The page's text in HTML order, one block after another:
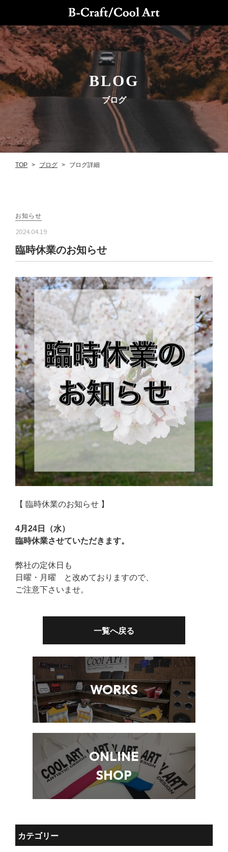
B-Craftについて
基本商品
製作実績
オーダーフロー
業販見積依頼
ブログ
採用情報
お問い合わせ
特定商取引法
BLOG
ブログ
TOP > ブログ > ブログ詳細
WORKS
ONLINE
SHOP
カテゴリー
お知らせ
2024.04.19
臨時休業のお知らせ
【 臨時休業のお知らせ 】
4月24日（水）
臨時休業させていただきます。
弊社の定休日も
日曜・月曜 と改めておりますので、
ご注意下さいませ。
一覧へ戻る